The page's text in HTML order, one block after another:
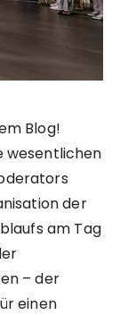
Blog!
wesentlichen
der
am Tag
– der
einen